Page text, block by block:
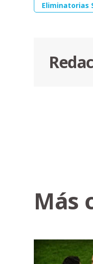
Eliminatorias
Más